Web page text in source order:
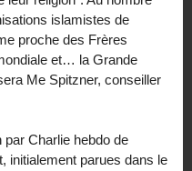
islamistes de
proche des Frères
et… la Grande
Me Spitzner, conseiller
Charlie hebdo de
initialement parues dans le